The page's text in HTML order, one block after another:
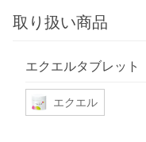
取り扱い商品
エクエルタブレット
エクエル